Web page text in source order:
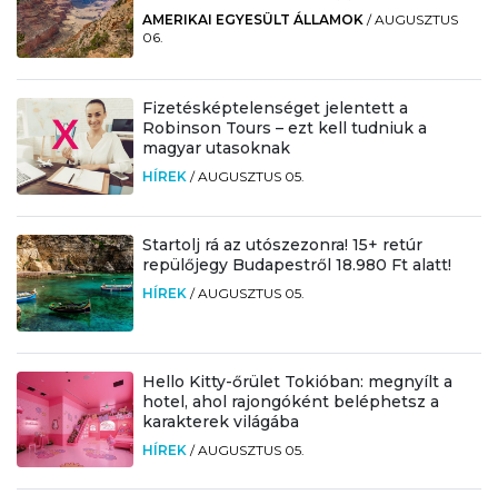
AMERIKAI EGYESÜLT ÁLLAMOK /AUGUSZTUS
06.
Fizetésképtelenséget jelentett a
Robinson Tours – ezt kell tudniuk a
magyar utasoknak
HÍREK /AUGUSZTUS 05.
Startolj rá az utószezonra! 15+ retúr
repülőjegy Budapestről 18.980 Ft alatt!
HÍREK /AUGUSZTUS 05.
Hello Kitty-őrület Tokióban: megnyílt a
hotel, ahol rajongóként beléphetsz a
karakterek világába
HÍREK /AUGUSZTUS 05.